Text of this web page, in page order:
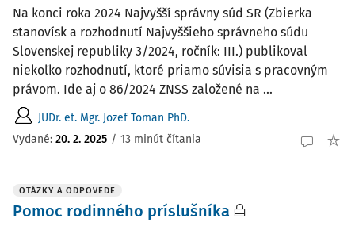
Na konci roka 2024 Najvyšší správny súd SR (Zbierka
stanovísk a rozhodnutí Najvyššieho správneho súdu
Slovenskej republiky 3/2024, ročník: III.) publikoval
niekoľko rozhodnutí, ktoré priamo súvisia s pracovným
právom. Ide aj o 86/2024 ZNSS založené na ...
JUDr. et. Mgr. Jozef Toman PhD.
Vydané: 20. 2. 2025 / 13 minút čítania
OTÁZKY A ODPOVEDE
Pomoc rodinného príslušníka